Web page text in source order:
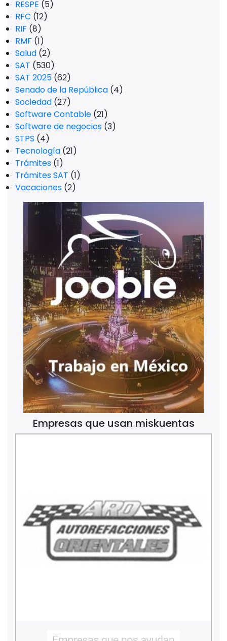
RESPE (5)
RFC (12)
RIF (8)
RMF (1)
Salud (2)
SAT (530)
SAT 2025 (62)
Senado de la República (4)
Sociedad (27)
Software Contable (21)
Software de negocios (3)
STPS (4)
Tecnología (21)
Trámites (1)
Trámites SAT (1)
Vacaciones (2)
Empresas que usan miskuentas